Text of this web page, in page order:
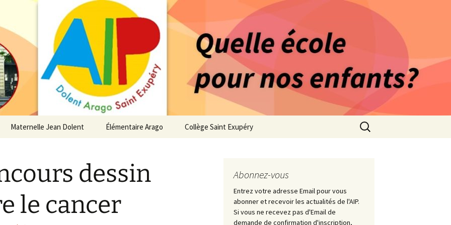
– Association Indépendante
d'élèves depuis 1981
des enfants du secteur scolaire Dolent-Arago-Saint Exupéry
l’AIP
Maternelle Jean Dolent
Infos pratiques
Maternelle
Élémentaire Arago
Infos pratiques
Élémentaire
Collège Saint Exupéry
Infos pratiques Collège
Rechercher :
dessin
le cancer
Abonnez-vous
Entrez votre adresse Email pour vous
abonner et recevoir les actualités de l'AIP.
Si vous ne recevez pas d'Email de
demande de confirmation d'inscription,